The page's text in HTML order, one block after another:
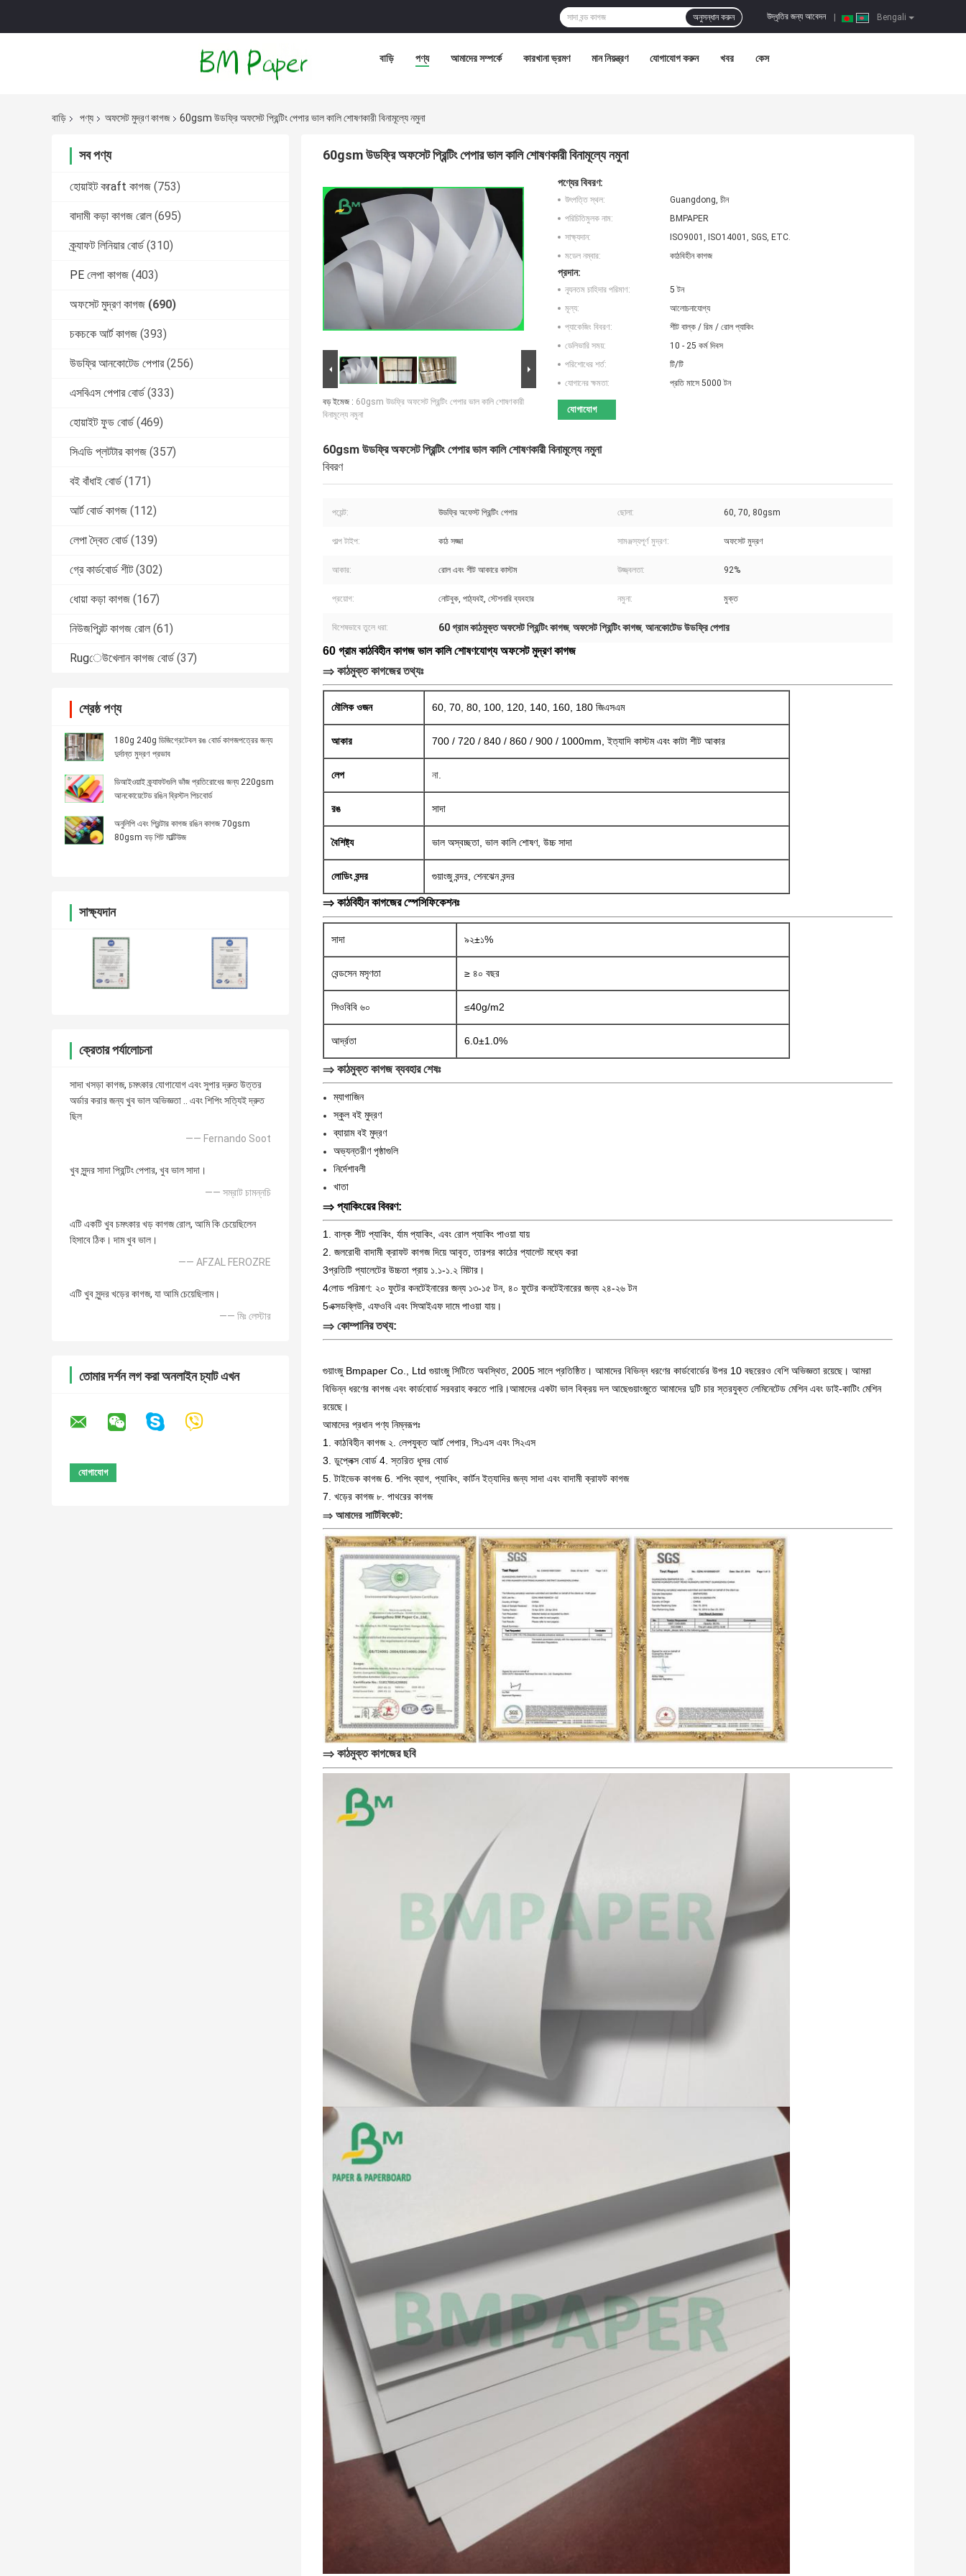
Bengali
উদ্ধৃতির জন্য আবেদন
অনুসন্ধান করুন
বাড়ি পণ্য আমাদের সম্পর্কে কারখানা ভ্রমণ মান নিয়ন্ত্রণ যোগাযোগ করুন খবর কেস
বাড়ি পণ্য অফসেট মুদ্রণ কাগজ 60gsm উডফ্রি অফসেট প্রিন্টিং পেপার ভাল কালি শোষণকারী বিনামূল্যে নমুনা
সব পণ্য
হোয়াইট কraft কাগজ (753)
বাদামী কড়া কাগজ রোল (695)
ক্র্যাফট লিনিয়ার বোর্ড (310)
PE লেপা কাগজ (403)
অফসেট মুদ্রণ কাগজ (690)
চকচকে আর্ট কাগজ (393)
উডফ্রি আনকোটেড পেপার (256)
এসবিএস পেপার বোর্ড (333)
হোয়াইট ফুড বোর্ড (469)
সিএডি প্লটটার কাগজ (357)
বই বাঁধাই বোর্ড (171)
আর্ট বোর্ড কাগজ (112)
লেপা দ্বৈত বোর্ড (139)
গ্রে কার্ডবোর্ড শীট (302)
ধোয়া কড়া কাগজ (167)
নিউজপ্রিন্ট কাগজ রোল (61)
Rugেউখেলান কাগজ বোর্ড (37)
শ্রেষ্ঠ পণ্য
180g 240g ডিজিগ্রেটেবল রঙ বোর্ড কাগজপত্রের জন্য
দুর্দান্ত মুদ্রণ প্রভাব
ডিআইওয়াই ক্র্যাফটগুলি ভাঁজ প্রতিরোধের জন্য 220gsm
আনকোয়েটেড রঙিন ব্রিস্টল পিচবোর্ড
অনুলিপি এবং প্রিন্টার কাগজ রঙিন কাগজ 70gsm
80gsm বড় শিট মাল্টিউজ
সাক্ষ্যদান
ক্রেতার পর্যালোচনা
সাদা খসড়া কাগজ, চমৎকার যোগাযোগ এবং সুপার দ্রুত উত্তর
অর্ডার করার জন্য খুব ভাল অভিজ্ঞতা .. এবং শিপিং সত্যিই দ্রুত
ছিল
—— Fernando Soot
খুব সুন্দর সাদা প্রিন্টিং পেপার, খুব ভাল সাদা।
—— সম্রাট চামন্নচি
এটি একটি খুব চমৎকার খড় কাগজ রোল, আমি কি চেয়েছিলেন
হিসাবে ঠিক। দাম খুব ভাল।
—— AFZAL FEROZRE
এটি খুব সুন্দর খড়ের কাগজ, যা আমি চেয়েছিলাম।
—— মিঃ লেস্টার
তোমার দর্শন লগ করা অনলাইন চ্যাট এখন
60gsm উডফ্রি অফসেট প্রিন্টিং পেপার ভাল কালি শোষণকারী বিনামূল্যে নমুনা
বড় ইমেজ : 60gsm উডফ্রি অফসেট প্রিন্টিং পেপার ভাল কালি শোষণকারী
বিনামূল্যে নমুনা
পণ্যের বিবরণ:
উৎপত্তি স্থল:
Guangdong, চীন
পরিচিতিমুলক নাম:
BMPAPER
সাক্ষ্যদান:
ISO9001, ISO14001, SGS, ETC.
মডেল নম্বার:
কাঠবিহীন কাগজ
প্রদান:
ন্যূনতম চাহিদার পরিমাণ:
5 টন
মূল্য:
আলোচনাযোগ্য
প্যাকেজিং বিবরণ:
শীট বাল্ক / রিম / রোল প্যাকিং
ডেলিভারি সময়:
10 - 25 কর্ম দিবস
পরিশোধের শর্ত:
টি/টি
যোগানের ক্ষমতা:
প্রতি মাসে 5000 টন
যোগাযোগ
60gsm উডফ্রি অফসেট প্রিন্টিং পেপার ভাল কালি শোষণকারী বিনামূল্যে নমুনা
বিবরণ
পয়েন্ট: উডফ্রি অফেস্ট প্রিন্টিং পেপার ছোলা: 60, 70, 80gsm
পাল্প টাইপ: কাঠ সজ্জা সামঞ্জস্যপূর্ণ মুদ্রণ: অফসেট মুদ্রণ
আকার: রোল এবং শীট আকারে কাস্টম উজ্জ্বলতা: 92%
প্রয়োগ: নোটবুক, পাঠ্যবই, স্টেশনারি ব্যবহার নমুনা: মুক্ত
বিশেষভাবে তুলে ধরা: 60 গ্রাম কাঠমুক্ত অফসেট প্রিন্টিং কাগজ, অফসেট প্রিন্টিং কাগজ, আনকোটেড উডফ্রি পেপার
60 গ্রাম কাঠবিহীন কাগজ ভাল কালি শোষণযোগ্য অফসেট মুদ্রণ কাগজ
⇒ কাঠমুক্ত কাগজের তথ্যঃ
মৌলিক ওজন 60, 70, 80, 100, 120, 140, 160, 180 জিএসএম
আকার 700 / 720 / 840 / 860 / 900 / 1000mm, ইত্যাদি কাস্টম এবং কাটা শীট আকার
লেপ না.
রঙ সাদা
বৈশিষ্ট্য ভাল অস্বচ্ছতা, ভাল কালি শোষণ, উচ্চ সাদা
লোডিং বন্দর গুয়াংজু বন্দর, শেনঝেন বন্দর
⇒ কাঠবিহীন কাগজের স্পেসিফিকেশনঃ
সাদা ৯২±১%
বেন্ডসেন মসৃণতা ≥ ৪০ বছর
সিওবিবি ৬০ ≤40g/m2
আর্দ্রতা 6.0±1.0%
⇒ কাঠমুক্ত কাগজ ব্যবহার শেষঃ
ম্যাগাজিন
স্কুল বই মুদ্রণ
ব্যায়াম বই মুদ্রণ
অভ্যন্তরীণ পৃষ্ঠাগুলি
নির্দেশাবলী
খাতা
⇒ প্যাকিংয়ের বিবরণ:
1. বাল্ক শীট প্যাকিং, র্যাম প্যাকিং, এবং রোল প্যাকিং পাওয়া যায়
2. জলরোধী বাদামী ক্রাফট কাগজ দিয়ে আবৃত, তারপর কাঠের প্যালেট মধ্যে করা
3প্রতিটি প্যালেটের উচ্চতা প্রায় ১.১-১.২ মিটার।
4লোড পরিমাণ: ২০ ফুটের কনটেইনারের জন্য ১৩-১৫ টন, ৪০ ফুটের কনটেইনারের জন্য ২৪-২৬ টন
5এক্সডব্লিউ, এফওবি এবং সিআইএফ দামে পাওয়া যায়।
⇒ কোম্পানির তথ্য:
গুয়াংজু Bmpaper Co., Ltd গুয়াংজু সিটিতে অবস্থিত, 2005 সালে প্রতিষ্ঠিত। আমাদের বিভিন্ন ধরণের কার্ডবোর্ডের উপর 10 বছরেরও বেশি অভিজ্ঞতা রয়েছে। আমরা
বিভিন্ন ধরণের কাগজ এবং কার্ডবোর্ড সরবরাহ করতে পারি।আমাদের একটা ভাল বিক্রয় দল আছেগুয়াংজুতে আমাদের দুটি চার স্তরযুক্ত লেমিনেটেড মেশিন এবং ডাই-কাটিং মেশিন
রয়েছে।
আমাদের প্রধান পণ্য নিম্নরূপঃ
1. কাঠবিহীন কাগজ ২. লেপযুক্ত আর্ট পেপার, সি১এস এবং সি২এস
3. ডুপ্লেক্স বোর্ড 4. স্তরিত ধূসর বোর্ড
5. টাইভেক কাগজ 6. শপিং ব্যাগ, প্যাকিং, কার্টন ইত্যাদির জন্য সাদা এবং বাদামী ক্রাফট কাগজ
7. খড়ের কাগজ ৮. পাথরের কাগজ
⇒ আমাদের সার্টিফিকেট:
⇒ কাঠমুক্ত কাগজের ছবি